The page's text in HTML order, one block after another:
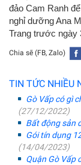
đảo Cam Ranh
nghỉ dưỡng Ana
Trang trước ngày
Chia sẽ (FB, Zalo)
TIN TỨC NHIỀU
Gò Vấp có gì
(27/12/2022)
Bất động sản
Gói tín dụng
(14/04/2023)
Quận Gò Vấp